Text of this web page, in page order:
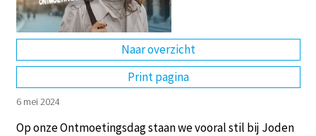
Naar overzicht
Print pagina
6 mei 2024
Op onze Ontmoetingsdag staan we vooral stil bij Joden